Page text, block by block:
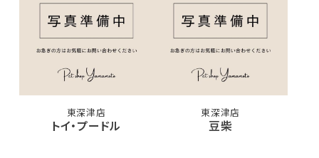
東深津店
トイ・プードル
東深津店
豆柴